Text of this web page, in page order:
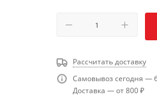
Рассчитать доставку
Самовывоз сегодня —
Доставка — от 800 ₽